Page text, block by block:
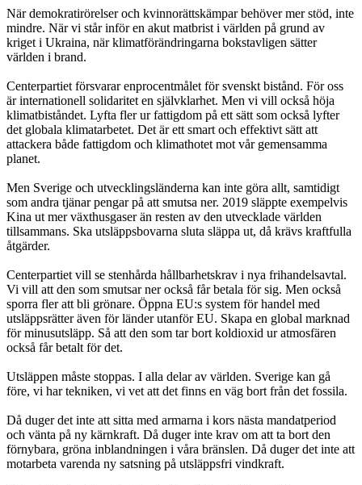
När demokratirörelser och kvinnorättskämpar behöver mer stöd, inte
mindre. När vi står inför en akut matbrist i världen på grund av
kriget i Ukraina, när klimatförändringarna bokstavligen sätter
världen i brand.
Centerpartiet försvarar enprocentmålet för svenskt bistånd. För oss
är internationell solidaritet en självklarhet. Men vi vill också höja
klimatbiståndet. Lyfta fler ur fattigdom på ett sätt som också lyfter
det globala klimatarbetet. Det är ett smart och effektivt sätt att
attackera både fattigdom och klimathotet mot vår gemensamma
planet.
Men Sverige och utvecklingsländerna kan inte göra allt, samtidigt
som andra tjänar pengar på att smutsa ner. 2019 släppte exempelvis
Kina ut mer växthusgaser än resten av den utvecklade världen
tillsammans. Ska utsläppsbovarna sluta släppa ut, då krävs kraftfulla
åtgärder.
Centerpartiet vill se stenhårda hållbarhetskrav i nya frihandelsavtal.
Vi vill att den som smutsar ner också får betala för sig. Men också
sporra fler att bli grönare. Öppna EU:s system för handel med
utsläppsrätter även för länder utanför EU. Skapa en global marknad
för minusutsläpp. Så att den som tar bort koldioxid ur atmosfären
också får betalt för det.
Utsläppen måste stoppas. I alla delar av världen. Sverige kan gå
före, vi har tekniken, vi vet att det finns en väg bort från det fossila.
Då duger det inte att sitta med armarna i kors nästa mandatperiod
och vänta på ny kärnkraft. Då duger inte krav om att ta bort den
förnybara, gröna inblandningen i våra bränslen. Då duger det inte att
motarbeta varenda ny satsning på utsläppsfri vindkraft.